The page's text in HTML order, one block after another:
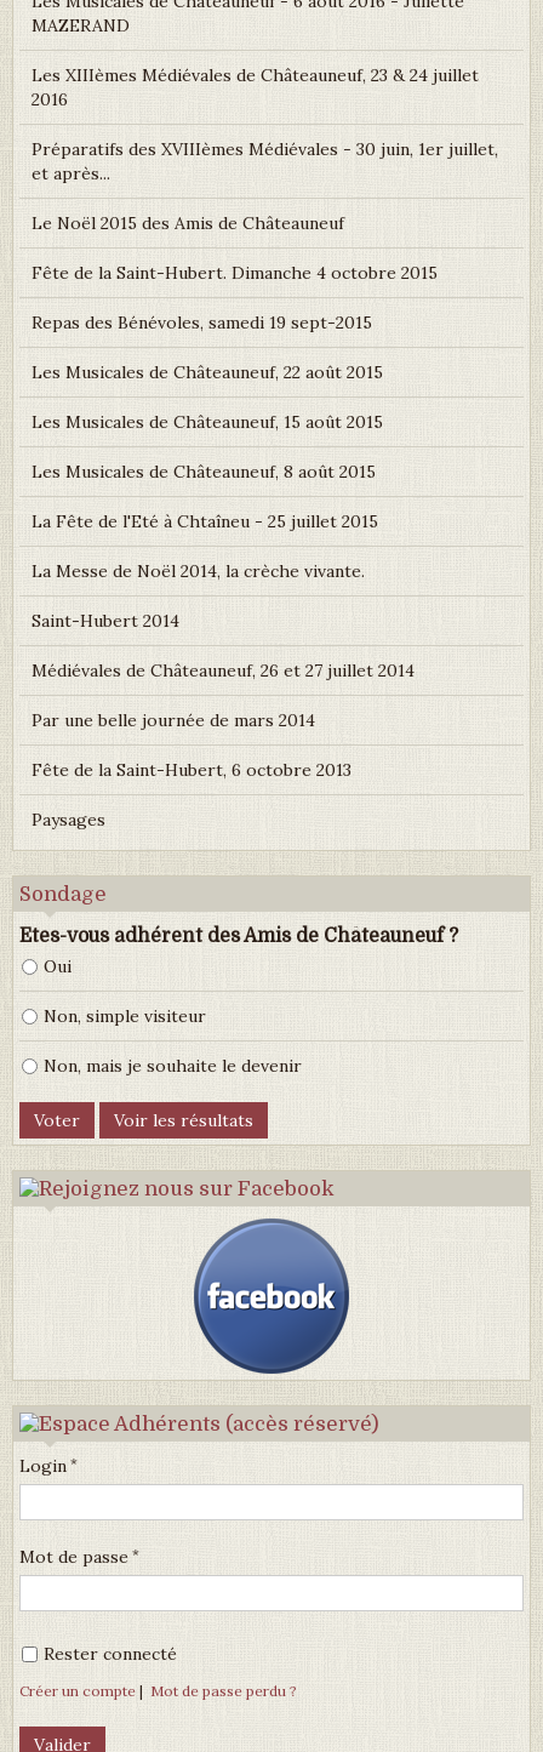
MAZERAND
Les XIIIèmes Médiévales de Châteauneuf, 23 & 24 juillet
2016
Préparatifs des XVIIIèmes Médiévales - 30 juin, 1er juillet,
et après...
Le Noël 2015 des Amis de Châteauneuf
Fête de la Saint-Hubert. Dimanche 4 octobre 2015
Repas des Bénévoles, samedi 19 sept-2015
Les Musicales de Châteauneuf, 22 août 2015
Les Musicales de Châteauneuf, 15 août 2015
Les Musicales de Châteauneuf, 8 août 2015
La Fête de l'Eté à Chtaîneu - 25 juillet 2015
La Messe de Noël 2014, la crèche vivante.
Saint-Hubert 2014
Médiévales de Châteauneuf, 26 et 27 juillet 2014
Par une belle journée de mars 2014
Fête de la Saint-Hubert, 6 octobre 2013
Paysages
Sondage
Etes-vous adhérent des Amis de Châteauneuf ?
Oui
Non, simple visiteur
Non, mais je souhaite le devenir
Login
Mot de passe
Rester connecté
Créer un compte | Mot de passe perdu ?